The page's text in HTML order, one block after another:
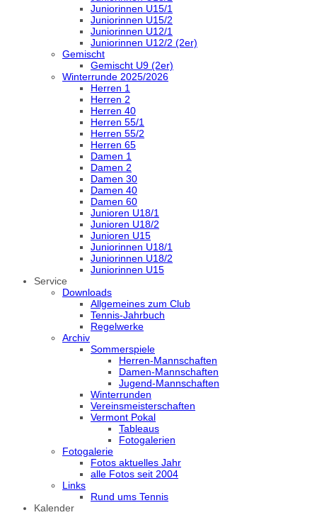
Juniorinnen U15/1
Juniorinnen U15/2
Juniorinnen U12/1
Juniorinnen U12/2 (2er)
Gemischt
Gemischt U9 (2er)
Winterrunde 2025/2026
Herren 1
Herren 2
Herren 40
Herren 55/1
Herren 55/2
Herren 65
Damen 1
Damen 2
Damen 30
Damen 40
Damen 60
Junioren U18/1
Junioren U18/2
Junioren U15
Juniorinnen U18/1
Juniorinnen U18/2
Juniorinnen U15
Service
Downloads
Allgemeines zum Club
Tennis-Jahrbuch
Regelwerke
Archiv
Sommerspiele
Herren-Mannschaften
Damen-Mannschaften
Jugend-Mannschaften
Winterrunden
Vereinsmeisterschaften
Vermont Pokal
Tableaus
Fotogalerien
Fotogalerie
Fotos aktuelles Jahr
alle Fotos seit 2004
Links
Rund ums Tennis
Kalender